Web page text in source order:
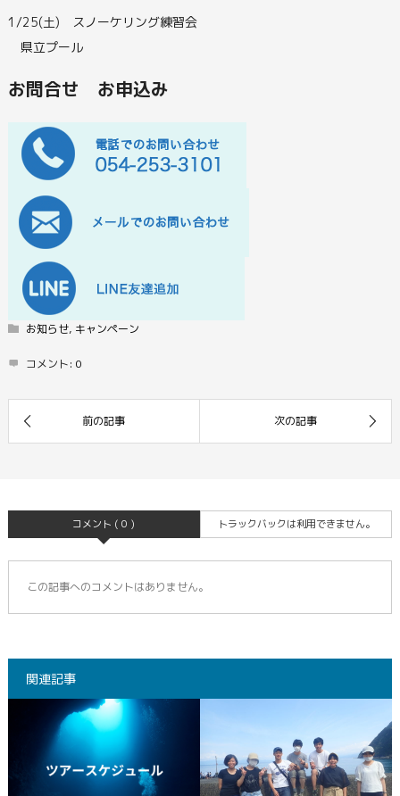
1/25(土) スノーケリング練習会
県立プール
お問合せ お申込み
お知らせ, キャンペーン
コメント: 0
コメント ( 0 ) トラックバックは利用できません。
この記事へのコメントはありません。
関連記事